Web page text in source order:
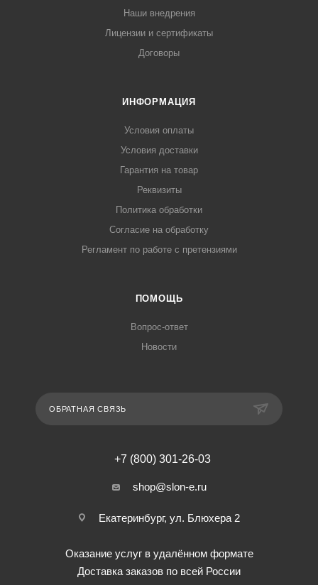
Наши внедрения
Лицензии и сертификаты
Договоры
ИНФОРМАЦИЯ
Условия оплаты
Условия доставки
Гарантия на товар
Реквизиты
Политика обработки
Согласие на обработку
Регламент по работе с претензиями
ПОМОЩЬ
Вопрос-ответ
Новости
ОБРАТНАЯ СВЯЗЬ
+7 (800) 301-26-03
shop@slon-e.ru
Екатеринбург, ул. Блюхера 2
Оказание услуг в удалённом формате
Доставка заказов по всей России